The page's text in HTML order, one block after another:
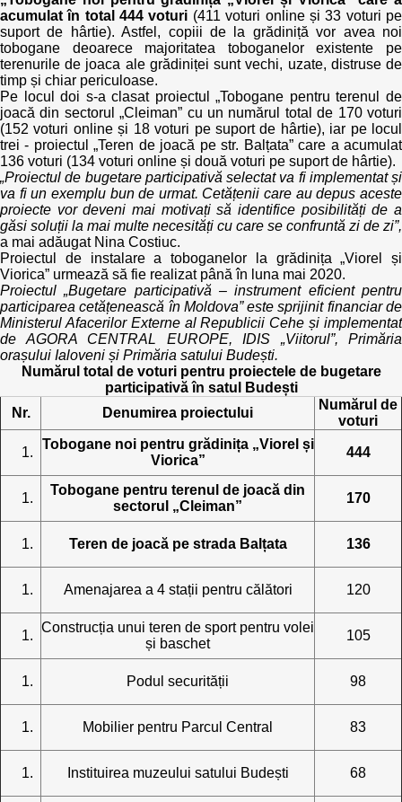
acumulat în total 444 voturi (411 voturi online și 33 voturi pe
suport de hârtie). Astfel, copiii de la grădiniță vor avea noi
tobogane deoarece majoritatea toboganelor existente pe
terenurile de joaca ale grădiniței sunt vechi, uzate, distruse de
timp și chiar periculoase.
Pe locul doi s-a clasat proiectul „Tobogane pentru terenul de
joacă din sectorul „Cleiman” cu un numărul total de 170 voturi
(152 voturi online și 18 voturi pe suport de hârtie), iar pe locul
trei - proiectul „Teren de joacă pe str. Balțata” care a acumulat
136 voturi (134 voturi online și două voturi pe suport de hârtie).
„Proiectul de bugetare participativă selectat va fi implementat și
va fi un exemplu bun de urmat. Cetățenii care au depus aceste
proiecte vor deveni mai motivați să identifice posibilități de a
găsi soluții la mai multe necesități cu care se confruntă zi de zi”,
a mai adăugat Nina Costiuc.
Proiectul de instalare a toboganelor la grădinița „Viorel și
Viorica” urmează să fie realizat până în luna mai 2020.
Proiectul „Bugetare participativă – instrument eficient pentru
participarea cetățenească în Moldova” este sprijinit financiar de
Ministerul Afacerilor Externe al Republicii Cehe și implementat
de AGORA CENTRAL EUROPE, IDIS „Viitorul”, Primăria
orașului Ialoveni și Primăria satului Budești.
Numărul total de voturi pentru proiectele de bugetare
participativă în satul Budești
Nr.
Denumirea proiectului
Numărul de
voturi
Tobogane noi pentru grădinița „Viorel și
Viorica”
444
Tobogane pentru terenul de joacă din
sectorul „Cleiman”
170
Teren de joacă pe strada Balțata 136
Amenajarea a 4 stații pentru călători 120
Construcția unui teren de sport pentru volei
și baschet
105
Podul securității 98
Mobilier pentru Parcul Central 83
Instituirea muzeului satului Budești 68